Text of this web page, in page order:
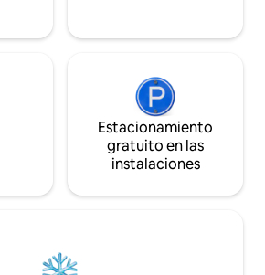
Estacionamiento
gratuito en las
instalaciones